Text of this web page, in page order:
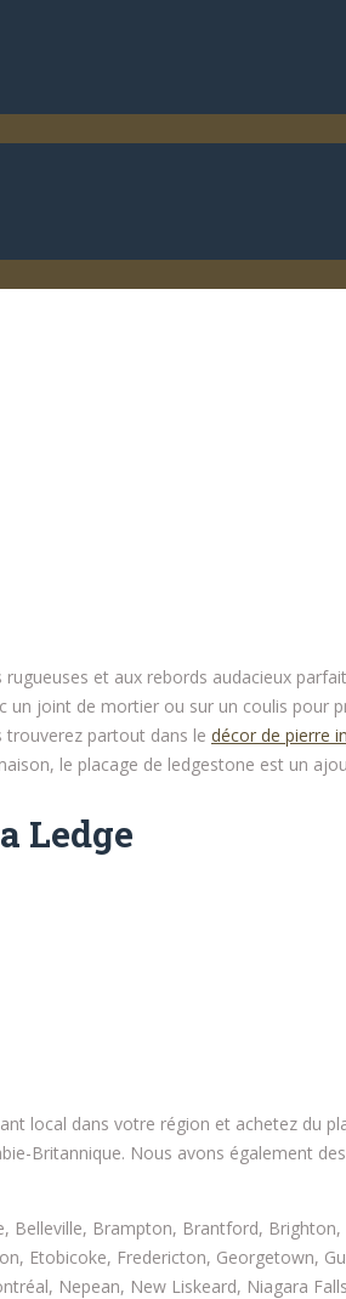
et aux rebords audacieux
joint de mortier ou sur un coulis pour
trouverez partout dans le décor de pierre
le placage de ledgestone est un
Ledge
local dans votre région et achetez du
Britannique. Nous avons également
Brampton, Brantford,
Etobicoke, Fredericton, Georgetown,
Nepean, New Liskeard, Niagara